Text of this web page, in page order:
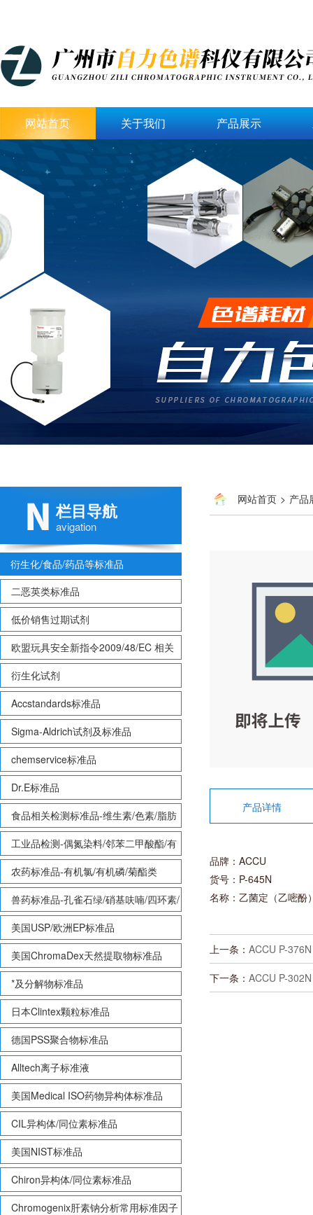
网站首页 关于我们 产品展示
栏目导航
avigation
衍生化/食品/药品等标准品
二恶英类标准品
低价销售过期试剂
欧盟玩具安全新指令2009/48/EC 相关
致敏性香味剂标准品
衍生化试剂
Accstandards标准品
Sigma-Aldrich试剂及标准品
chemservice标准品
Dr.E标准品
食品相关检测标准品-维生素/色素/脂肪
酸甲酯等
工业品检测-偶氮染料/邻苯二甲酸酯/有
机锡/多溴联苯/多溴联苯醚/多氯联苯
农药标准品-有机氯/有机磷/菊酯类
兽药标准品-孔雀石绿/硝基呋喃/四环素/
磺胺等
美国USP/欧洲EP标准品
美国ChromaDex天然提取物标准品
*及分解物标准品
日本Clintex颗粒标准品
德国PSS聚合物标准品
Alltech离子标准液
美国Medical ISO药物异构体标准品
CIL异构体/同位素标准品
美国NIST标准品
Chiron异构体/同位素标准品
Chromogenix肝素钠分析常用标准因子
网站首页 > 产品
产品详情
品牌：ACCU
货号：P-645N
名称：乙菌定（乙嘧酚
上一条： ACCU P-
下一条： ACCU P-